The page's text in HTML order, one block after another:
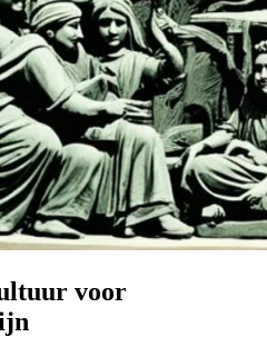
voor